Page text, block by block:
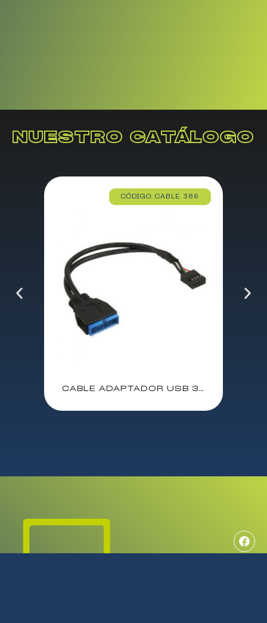
NUESTRO CATÁLOGO
CÓDIGO: CABLE 386
CABLE ADAPTADOR USB 3.0 A USB 2.0 INTERNO PLACAS / 52037